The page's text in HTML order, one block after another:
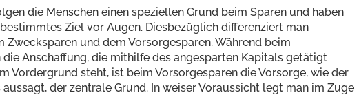
die Menschen einen speziellen Grund beim Sparen und haben
Ziel vor Augen. Diesbezüglich differenziert man
Zwecksparen und dem Vorsorgesparen. Während beim
die Anschaffung, die mithilfe des angesparten Kapitals getätigt
Vordergrund steht, ist beim Vorsorgesparen die Vorsorge, wie der
der zentrale Grund. In weiser Voraussicht legt man im Zuge